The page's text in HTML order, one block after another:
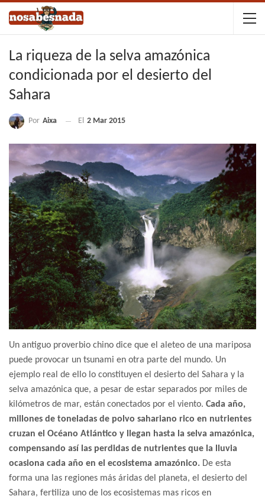
La riqueza de la selva amazónica
condicionada por el desierto del
Sahara
Por Aixa El 2 Mar 2015
Un antiguo proverbio chino dice que el aleteo de una mariposa
puede provocar un tsunami en otra parte del mundo. Un
ejemplo real de ello lo constituyen el desierto del Sahara y la
selva amazónica que, a pesar de estar separados por miles de
kilómetros de mar, están conectados por el viento. Cada año,
millones de toneladas de polvo sahariano rico en nutrientes
cruzan el Océano Atlántico y llegan hasta la selva amazónica,
compensando así las perdidas de nutrientes que la lluvia
ocasiona cada año en el ecosistema amazónico. De esta
forma una las regiones más áridas del planeta, el desierto del
Sahara, fertiliza uno de los ecosistemas mas ricos en